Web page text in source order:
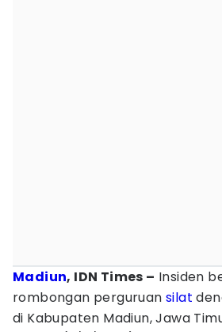
Madiun, IDN Times – Insiden
rombongan perguruan silat
di Kabupaten Madiun, Jawa